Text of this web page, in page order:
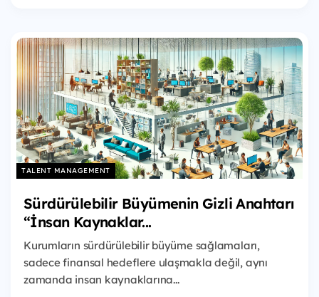
TALENT MANAGEMENT
Sürdürülebilir Büyümenin Gizli Anahtarı
“İnsan Kaynaklar...
Kurumların sürdürülebilir büyüme sağlamaları,
sadece finansal hedeflere ulaşmakla değil, aynı
zamanda insan kaynaklarına...